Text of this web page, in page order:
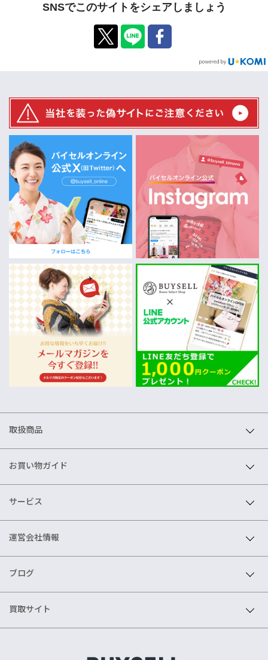
SNSでこのサイトをシェアしましょう
取扱商品
お買い物ガイド
サービス
運営会社情報
ブログ
買取サイト